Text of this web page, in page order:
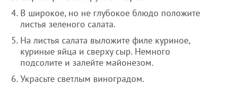
В широкое, но не глубокое блюдо положите
листья зеленого салата.
На листья салата выложите филе куриное,
куриные яйца и сверху сыр. Немного
подсолите и залейте майонезом.
Украсьте светлым виноградом.